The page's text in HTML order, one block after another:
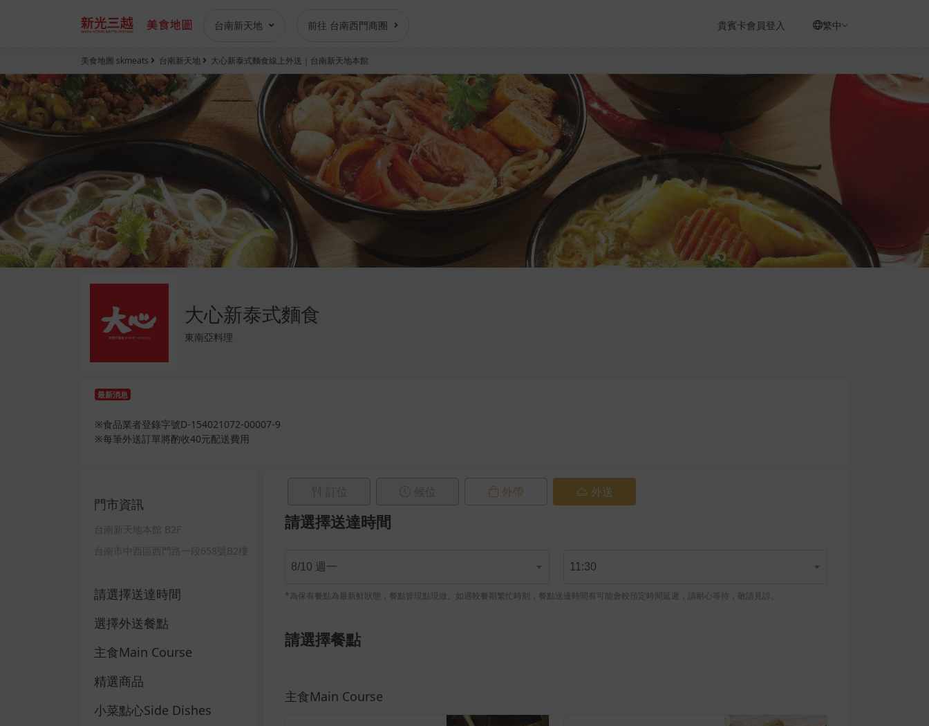
台南新天地 前往 台南西門商圈 貴賓卡會員登入 繁中
美食地圖 skmeats 台南新天地 大心新泰式麵食線上外送｜台南新天地本館
大心新泰式麵食
東南亞料理
最新消息
※食品業者登錄字號D-154021072-00007-9
※每筆外送訂單將酌收40元配送費用
門市資訊
台南新天地本館 B2F
台南市中西區西門路一段658號B2樓
請選擇送達時間
選擇外送餐點
主食Main Course
精選商品
小菜點心Side Dishes
外帶 外送
請選擇送達時間
8/10 週一 11:30
*為保有餐點為最新鮮狀態，餐點皆現點現做。如遇較餐期繁忙時刻，餐點送達時間有可能會較預定時間延遲，請耐心等待，敬請見諒。
請選擇餐點
主食Main Course